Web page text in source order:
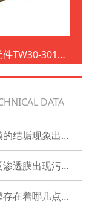
TW30-3012-
DATA
怎么预防反渗透膜的结垢现象出现？
怎么有效的避免反渗透膜出现污染？
用户对于反渗透膜存在着哪几点误解？